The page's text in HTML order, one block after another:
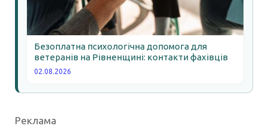
Безоплатна психологічна допомога для
ветеранів на Рівненщині: контакти фахівців
02.08.2026
Реклама